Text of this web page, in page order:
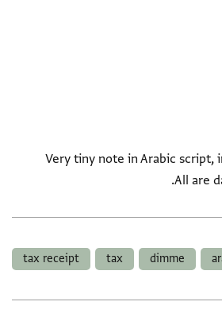
Very tiny note in Arabic script,
dimme
tax
tax receipt